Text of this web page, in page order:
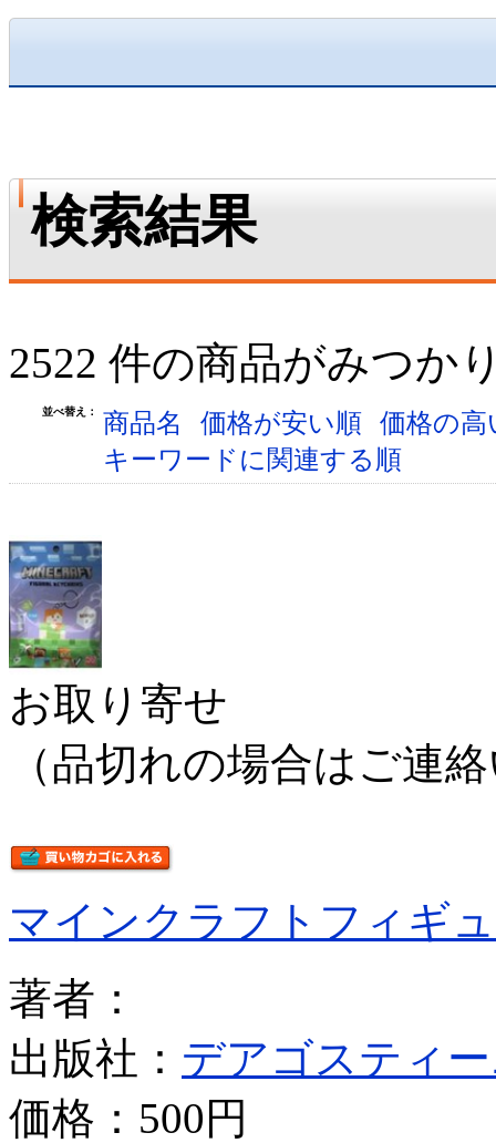
検索結果
2522 件の商品がみつか
並べ替え： 商品名 価格が安い順 価格の
キーワードに関連する順
お取り寄せ
（品切れの場合はご連
マインクラフトフィギ
著者：
出版社： デアゴスティ
価格： 500円